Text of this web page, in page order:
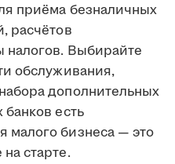
приёма безналичных
расчётов
налогов. Выбирайте
обслуживания,
дополнительных
есть
малого бизнеса — это
старте.